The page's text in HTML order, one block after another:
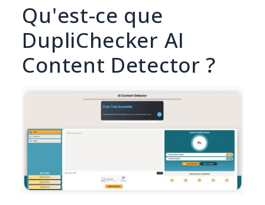
Qu'est-ce que
DupliChecker AI
Content Detector ?